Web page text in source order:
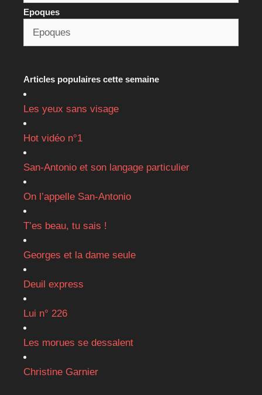
Epoques
Articles populaires cette semaine
Les yeux sans visage
Hot vidéo n°1
San-Antonio et son langage particulier
On l’appelle San-Antonio
T’es beau, tu sais !
Georges et la dame seule
Deuil express
Lui n° 226
Les morues se dessalent
Christine Garnier